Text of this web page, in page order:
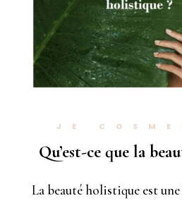
JE
Qu’est-ce que la
La beauté holistique est